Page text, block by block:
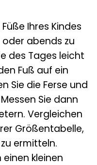
Ihres Kindes
abends zu
des Tages leicht
Fuß auf ein
Sie die Ferse und
Sie dann
Vergleichen
Größentabelle,
ermitteln.
kleinen